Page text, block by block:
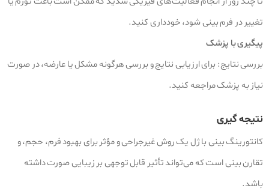
تغییر در فرم بینی شود، خودداری کنید.
پیگیری با پزشک
بررسی نتایج: برای ارزیابی نتایج و بررسی هرگونه مشکل یا عارضه، در صورت
نیاز به پزشک مراجعه کنید.
نتیجه‌ گیری
کانتورینگ بینی با ژل یک روش غیرجراحی و مؤثر برای بهبود فرم، حجم، و
تقارن بینی است که می‌تواند تأثیر قابل توجهی بر زیبایی صورت داشته
باشد.